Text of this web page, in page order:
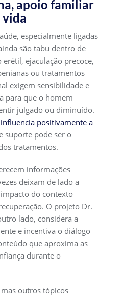
apoio familiar
vida
especialmente ligadas
são tabu dentro de
ejaculação precoce,
ou tratamentos
exigem sensibilidade e
para que o homem
julgado ou diminuído.
positivamente a
suporte pode ser o
tratamentos.
informações
deixam de lado a
do contexto
O projeto Dr.
lado, considera a
e incentiva o diálogo
que aproxima as
durante o
outros tópicos